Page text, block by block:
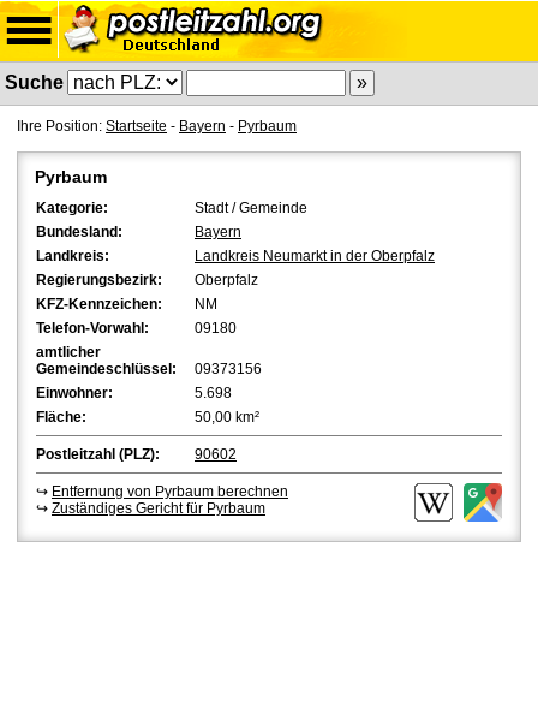
Suche
Ihre Position: Startseite - Bayern - Pyrbaum
Pyrbaum
Kategorie:
Stadt / Gemeinde
Bundesland:
Bayern
Landkreis:
Landkreis Neumarkt in der Oberpfalz
Regierungsbezirk:
Oberpfalz
KFZ-Kennzeichen:
NM
Telefon-Vorwahl:
09180
amtlicher
Gemeindeschlüssel:
09373156
Einwohner:
5.698
Fläche:
50,00 km²
Postleitzahl (PLZ): 90602
↪ Entfernung von Pyrbaum berechnen
↪ Zuständiges Gericht für Pyrbaum